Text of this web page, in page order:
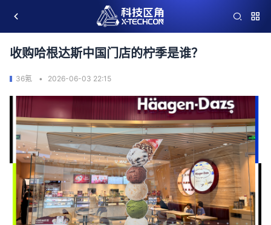
收购哈根达斯中国门店的柠季是谁？
36氪 2026-06-03 22:15